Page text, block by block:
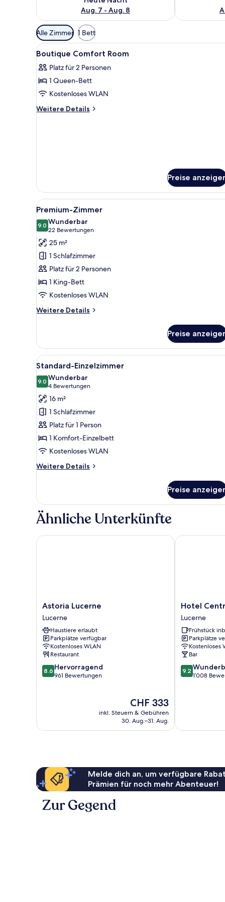
Aug. 7 - Aug. 8
Verfügbare
Filter
für
Zimmer
Alle Zimmer 1 Bett
Alle
Fotos
für
Boutique
Comfort
Room
Hochwertige Bettwaren,
6
Boutique Comfort Room
Platz für 2 Personen
1 Queen-Bett
Kostenloses WLAN
Weitere Details
Weitere
Preise
Alle
Fotos
für
Premium-
Zimmer
anzeigen
Ein Hotelzimmer mit Bett,
5
Premium-Zimmer
9.09.0 von 10
Wunderbar
22 Bewertungen
(22
Bewertungen)
25 m²
1 Schlafzimmer
Platz für 2 Personen
1 King-Bett
Kostenloses WLAN
Weitere Details
Weitere
Zimmer
Preise
Alle
Fotos
für
Standard-
Einzelzimmer
anzeigen
Ein Hotelzimmer mit Bett,
4
Standard-Einzelzimmer
9.09.0 von 10
Wunderbar
4 Bewertungen
(4
Bewertungen)
16 m²
1 Schlafzimmer
Platz für 1 Person
1 Komfort-Einzelbett
Kostenloses WLAN
Weitere Details
Weitere
Einzelzimmer
Preise
Ähnliche Unterkünfte
Astoria
Lucerne
Lucerne
Astoria Lucerne
Lucerne
Haustiere erlaubt
Parkplätze verfügbar
Kostenloses WLAN
Restaurant
8.6
von
8.6 Hervorragend
961 Bewertungen
Der
Preis
beträgt
CHF 333
inkl. Steuern & Gebühren
30. Aug.–31. Aug.
Astoria Lucerne
Hotel
Central
Luzern
Lucerne
Hotel
Lucerne
Frühstück
Parkplätze
Kostenloses
Bar
9.2
von
9.2
1’008
Hotel Central
Melde dich an, um verfügbare
Prämien für noch mehr Abenteuer!
Zur Gegend